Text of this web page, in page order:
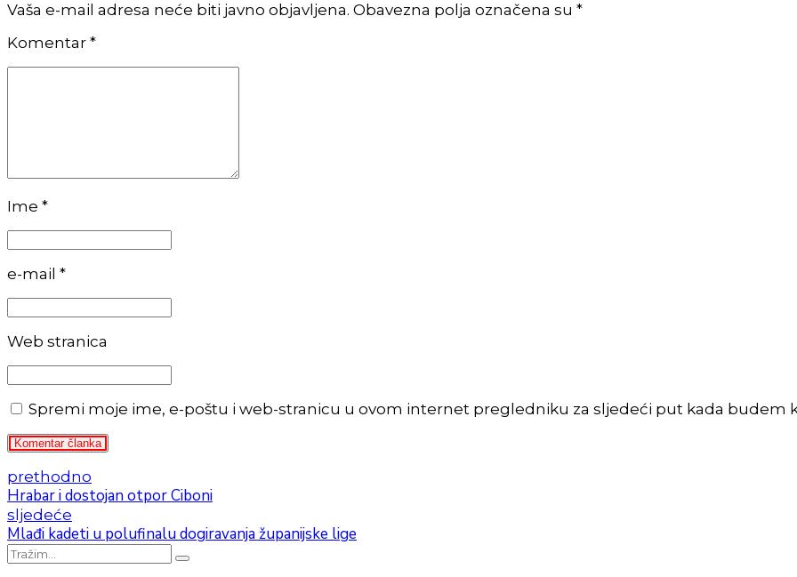
Vaša e-mail adresa neće biti javno objavljena. Obavezna polja označena su *
Komentar *
Ime *
e-mail *
Web stranica
Spremi moje ime, e-poštu i web-stranicu u ovom internet pregledniku za sljedeći put kada budem
Komentar članka
prethodno
Hrabar i dostojan otpor Ciboni
sljedeće
Mlađi kadeti u polufinalu dogiravanja županijske lige